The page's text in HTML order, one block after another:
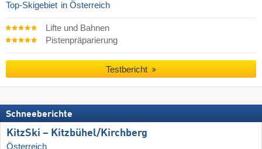
Top-Skigebiet in Österreich
Lifte und Bahnen
Pistenpräparierung
Testbericht
Schneeberichte
KitzSki – Kitzbühel/​Kirchberg
Österreich